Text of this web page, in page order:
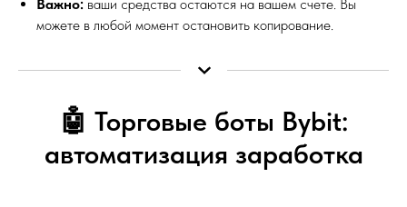
Важно: ваши средства остаются на вашем счете. Вы
можете в любой момент остановить копирование.
🤖 Торговые боты Bybit:
автоматизация заработка